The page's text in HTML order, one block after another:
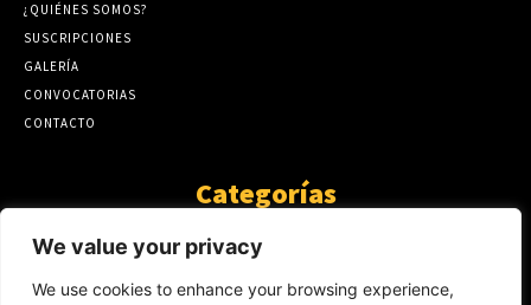
We value your privacy
We use cookies to enhance your browsing experience,
¿QUIÉNES SOMOS?
SUSCRIPCIONES
GALERÍA
CONVOCATORIAS
CONTACTO
Categorías
ARTÍCULOS
GUANTE DE SEDA
AL CALOR DE LA PALABRA